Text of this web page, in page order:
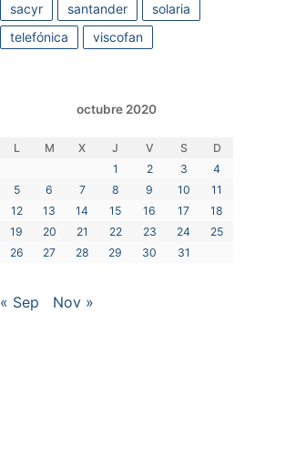
sacyr
santander
solaria
telefónica
viscofan
octubre 2020
L M X J V S
D
1
2 3
4
5
6 7 8 9 10
11
12
13 14 15 16 17
18
19
20 21 22 23 24
25
26
27 28 29 30 31
« Sep Nov »